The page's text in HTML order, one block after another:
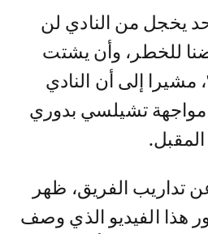
يخجل من النادي لن
للخطر، وأن يشتت
مشيرا إلى أن النادي
تشيلسي بدوري
المقبل.
تداريب الفريق، ظهر
هذا الفيديو الذي وصف